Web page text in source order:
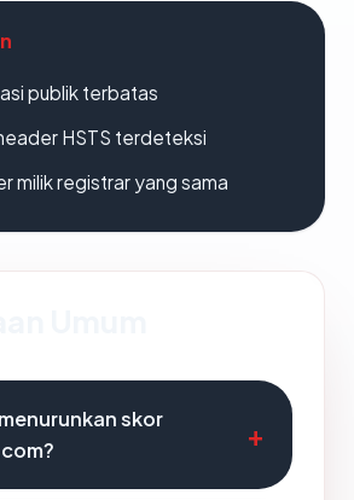
publik terbatas
HSTS terdeteksi
milik registrar yang sama
skor